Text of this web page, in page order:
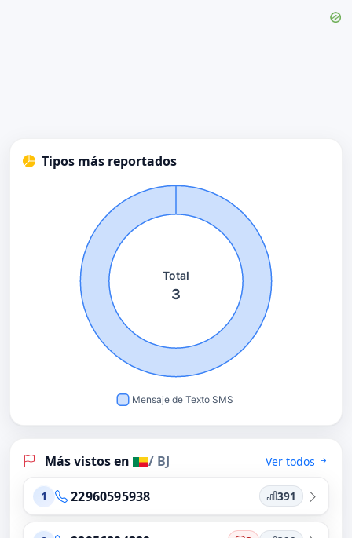
Tipos más reportados
Más vistos en / BJ Ver todos
1 22960595938 391